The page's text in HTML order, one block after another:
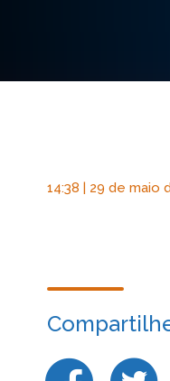
14:38 | 29 de maio